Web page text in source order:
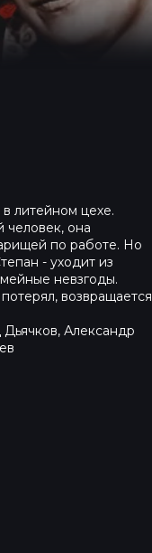
литейном цехе.
человек, она
по работе. Но
- уходит из
невзгоды.
возвращается
Александр